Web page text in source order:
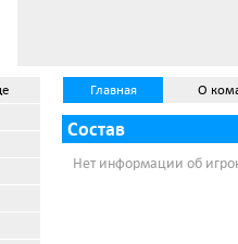
Главная О
Состав
Нет информации об